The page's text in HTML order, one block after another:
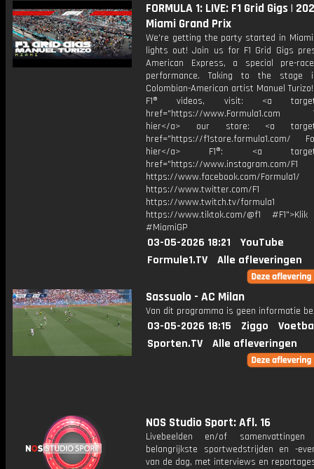
FORMULA 1: LIVE: F1 Grid Gigs |
Miami Grand Prix
We're getting the party started in
lights out! Join us for F1 Grid Gigs
American Express, a special pre-
performance. Taking to the stage
Colombian-American artist Manuel
F1® videos, visit: <a
href="https://www.Formula1.com
hier</a> our store: <a
href="https://f1store.formula1.com/
hier</a> F1®: <a
href="https://www.instagram.com/F1
https://www.facebook.com/Formula1/
https://www.twitter.com/F1
https://www.twitch.tv/formula1
https://www.tiktok.com/@f1
#MiamiGP
03-05-2026 18:21
YouTube
Formule1.TV
Alle afleveringen
Sassuolo - AC Milan
Van dit programma is geen informatie
03-05-2026 18:15 Ziggo
Sporten.TV
Alle afleveringen
NOS Studio Sport: Afl. 16
Livebeelden en/of
belangrijkste sportwedstrijden en -
van de dag, met interviews en